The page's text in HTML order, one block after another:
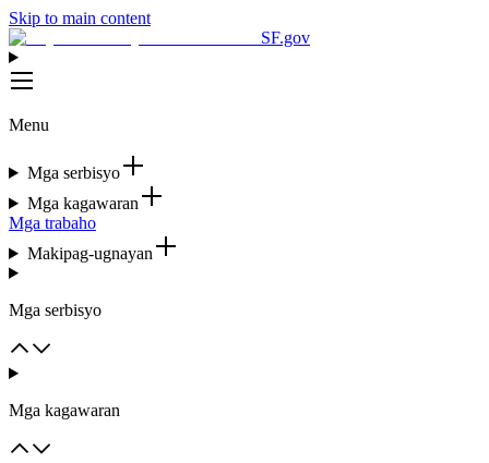
Skip to main content
SF.gov
Menu
Mga serbisyo
Mga kagawaran
Mga trabaho
Makipag-ugnayan
Mga serbisyo
Mga kagawaran